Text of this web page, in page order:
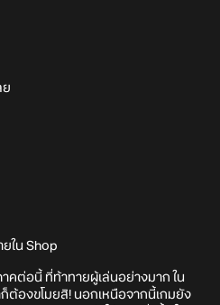
ย
ใน Shop
คต่อนี้ ที่ท้าทายผู้เล่นอย่างมาก ใน
ต้องขโมยสิ! นอกเหนือจากนี้เกมยัง